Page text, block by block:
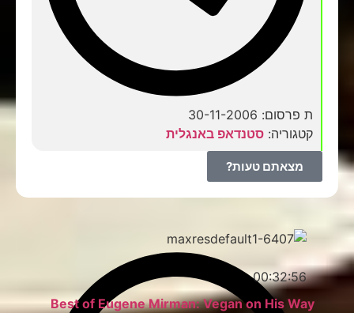
ת פרסום: 30-11-2006
קטגוריה: סטנדאפ באנגלית
מצאתם טעות?
00:32:56
Best of Eugene Mirman: Vegan on His Way